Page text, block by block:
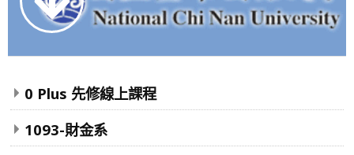
0 Plus 先修線上課程
1093-財金系